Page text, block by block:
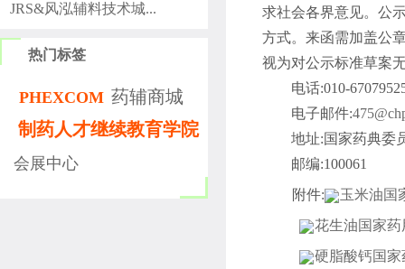
JRS&风泓辅料技术城...
热门标签
PHEXCOM 药辅商城
制药人才继续教育学院
会展中心
求社会各界意见。公
方式。来函需加盖公
视为对公示标准草案
电话:010-67079525
电子邮件:
地址:国家药典委员
邮编:100061
附件:
玉米油国
花生油国家
硬脂酸钙国